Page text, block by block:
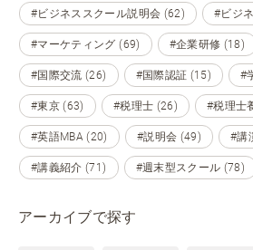
#ビジネススクール説明会 (62) #ビジ
#マーケティング (69) #企業研修 (18)
#国際交流 (26) #国際認証 (15) #
#東京 (63) #税理士 (26) #税理士
#英語MBA (20) #説明会 (49) #講
#講義紹介 (71) #週末型スクール (78)
アーカイブで探す